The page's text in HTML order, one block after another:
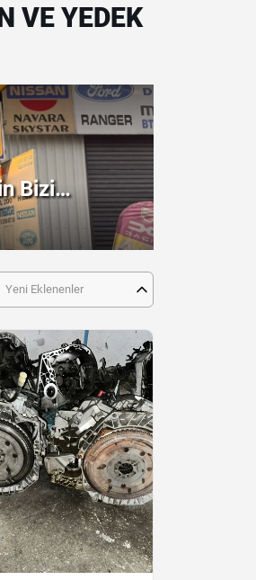
VE YEDEK
Bizi
Yeni Eklenenler